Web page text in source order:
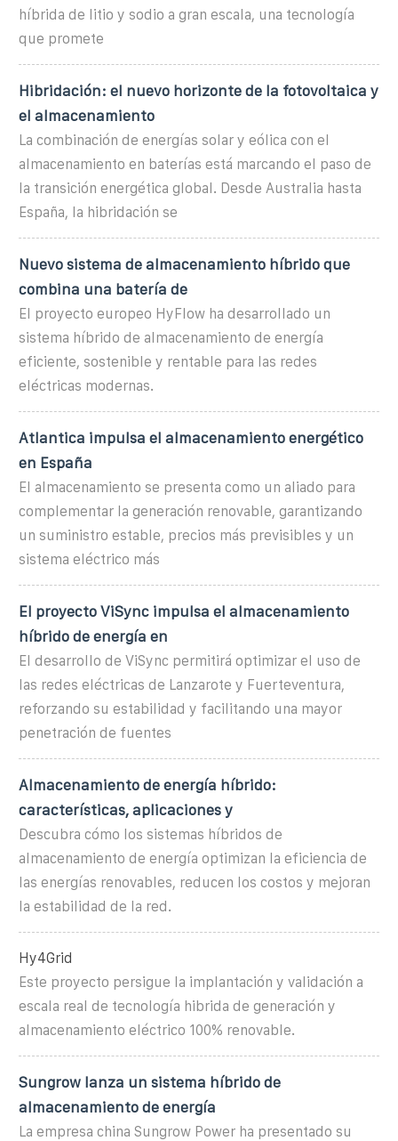
híbrida de litio y sodio a gran escala, una tecnología
que promete
Hibridación: el nuevo horizonte de la fotovoltaica y
el almacenamiento
La combinación de energías solar y eólica con el
almacenamiento en baterías está marcando el paso de
la transición energética global. Desde Australia hasta
España, la hibridación se
Nuevo sistema de almacenamiento híbrido que
combina una batería de
El proyecto europeo HyFlow ha desarrollado un
sistema híbrido de almacenamiento de energía
eficiente, sostenible y rentable para las redes
eléctricas modernas.
Atlantica impulsa el almacenamiento energético
en España
El almacenamiento se presenta como un aliado para
complementar la generación renovable, garantizando
un suministro estable, precios más previsibles y un
sistema eléctrico más
El proyecto ViSync impulsa el almacenamiento
híbrido de energía en
El desarrollo de ViSync permitirá optimizar el uso de
las redes eléctricas de Lanzarote y Fuerteventura,
reforzando su estabilidad y facilitando una mayor
penetración de fuentes
Almacenamiento de energía híbrido:
características, aplicaciones y
Descubra cómo los sistemas híbridos de
almacenamiento de energía optimizan la eficiencia de
las energías renovables, reducen los costos y mejoran
la estabilidad de la red.
Hy4Grid
Este proyecto persigue la implantación y validación a
escala real de tecnología hibrida de generación y
almacenamiento eléctrico 100% renovable.
Sungrow lanza un sistema híbrido de
almacenamiento de energía
La empresa china Sungrow Power ha presentado su